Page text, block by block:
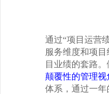
通过“项目运营
服务维度和项
目业绩的套路
颠覆性的管理
体系，通过一